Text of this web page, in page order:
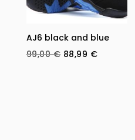
AJ6 black and blue
99,00€ Original
88,99 €Current